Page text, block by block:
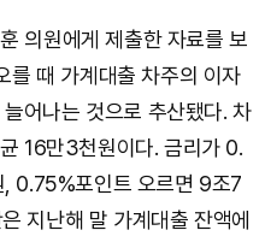
의원에게 제출한 자료를 보
를 때 가계대출 차주의 이자
어나는 것으로 추산됐다. 차
16만3천원이다. 금리가 0.
0.75%포인트 오르면 9조7
지난해 말 가계대출 잔액에